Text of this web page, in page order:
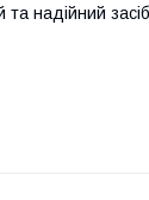
надійний